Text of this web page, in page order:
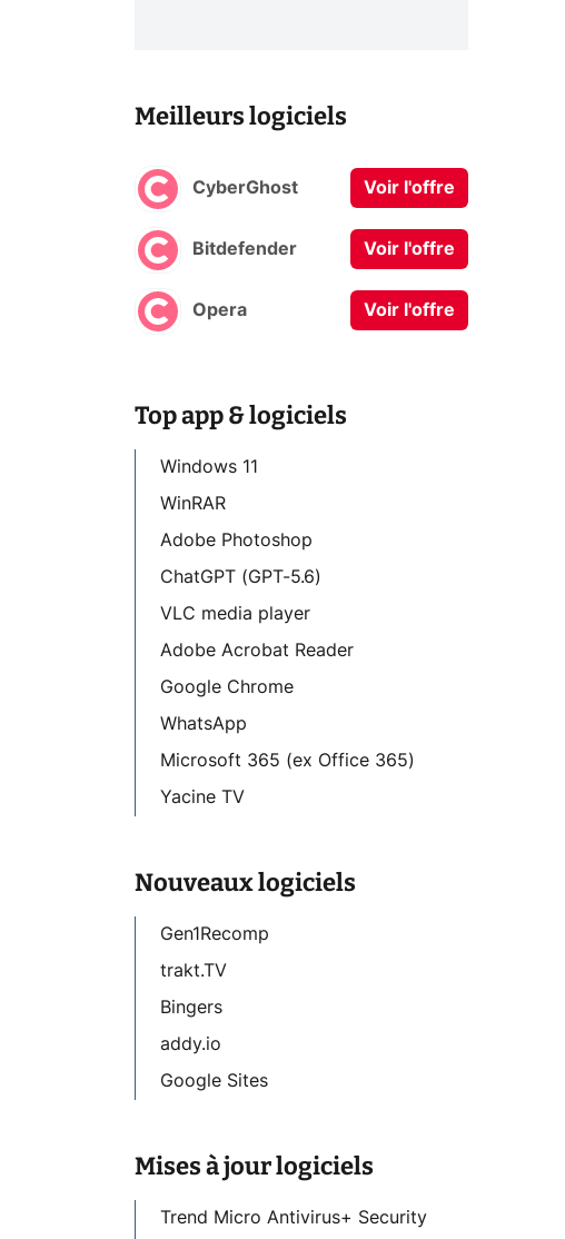
Meilleurs logiciels
CyberGhost Voir l'offre
Bitdefender Voir l'offre
Opera Voir l'offre
Top app & logiciels
Windows 11
WinRAR
Adobe Photoshop
ChatGPT (GPT-5.6)
VLC media player
Adobe Acrobat Reader
Google Chrome
WhatsApp
Microsoft 365 (ex Office 365)
Yacine TV
Nouveaux logiciels
Gen1Recomp
trakt.TV
Bingers
addy.io
Google Sites
Mises à jour logiciels
Trend Micro Antivirus+ Security